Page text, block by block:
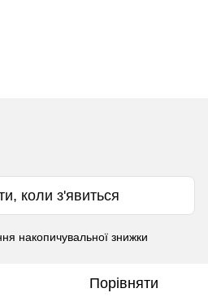
коли з'явиться
накопичувальної знижки
Порівняти